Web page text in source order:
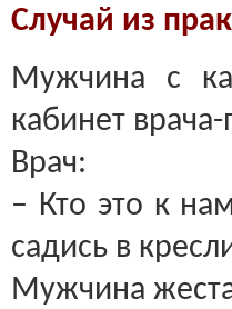
Случай из
Мужчина с
кабинет врача-
Врач:
– Кто это к
садись в
Мужчина